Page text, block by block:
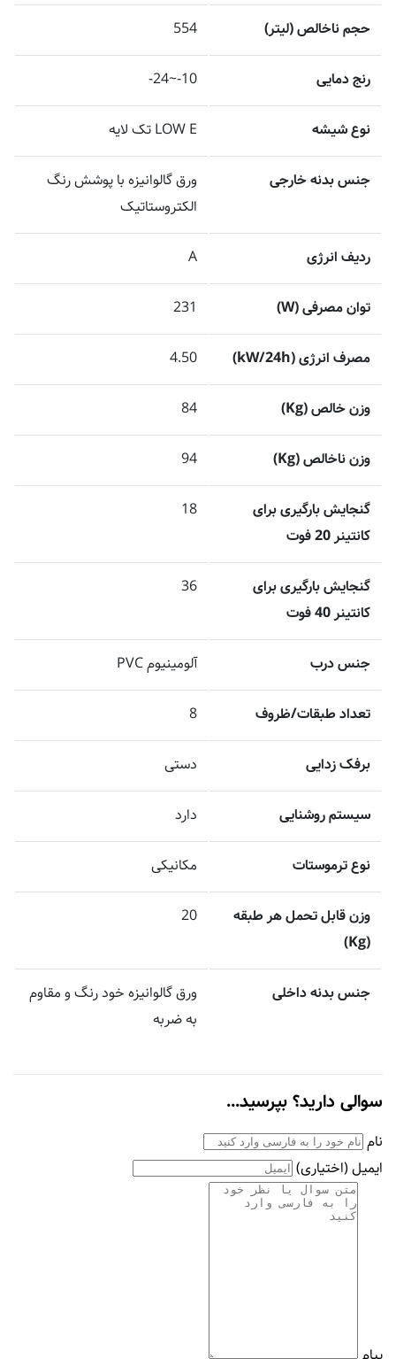
حجم ناخالص (لیتر) 554
رنج دمایی 10-~24-
نوع شیشه LOW E تک لایه
جنس بدنه خارجی
ورق گالوانیزه با پوشش رنگ
الکتروستاتیک
ردیف انرژی A
توان مصرفی (W) 231
مصرف انرژی (kW/24h) 4.50
وزن خالص (Kg) 84
وزن ناخالص (Kg) 94
گنجایش بارگیری برای
کانتینر 20 فوت
18
گنجایش بارگیری برای
کانتینر 40 فوت
36
جنس درب آلومینیوم PVC
تعداد طبقات/ظروف 8
برفک زدایی دستی
سیستم روشنایی دارد
نوع ترموستات مکانیکی
وزن قابل تحمل هر طبقه
(Kg)
20
جنس بدنه داخلی
ورق گالوانیزه خود رنگ و مقاوم
به ضربه
سوالی دارید؟ بپرسید...
نام
ایمیل (اختیاری)